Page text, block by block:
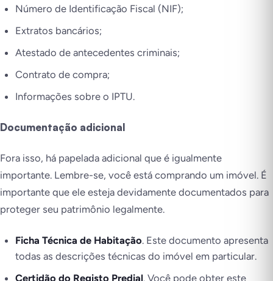
Número de Identificação Fiscal (NIF);
Extratos bancários;
Atestado de antecedentes criminais;
Contrato de compra;
Informações sobre o IPTU.
Documentação adicional
Fora isso, há papelada adicional que é igualmente
importante. Lembre-se, você está comprando um imóvel. É
importante que ele esteja devidamente documentados para
proteger seu patrimônio legalmente.
Ficha Técnica de Habitação. Este documento apresenta
todas as descrições técnicas do imóvel em particular.
Certidão do Registo Predial. Você pode obter este